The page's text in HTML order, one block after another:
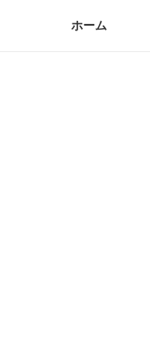
ホーム